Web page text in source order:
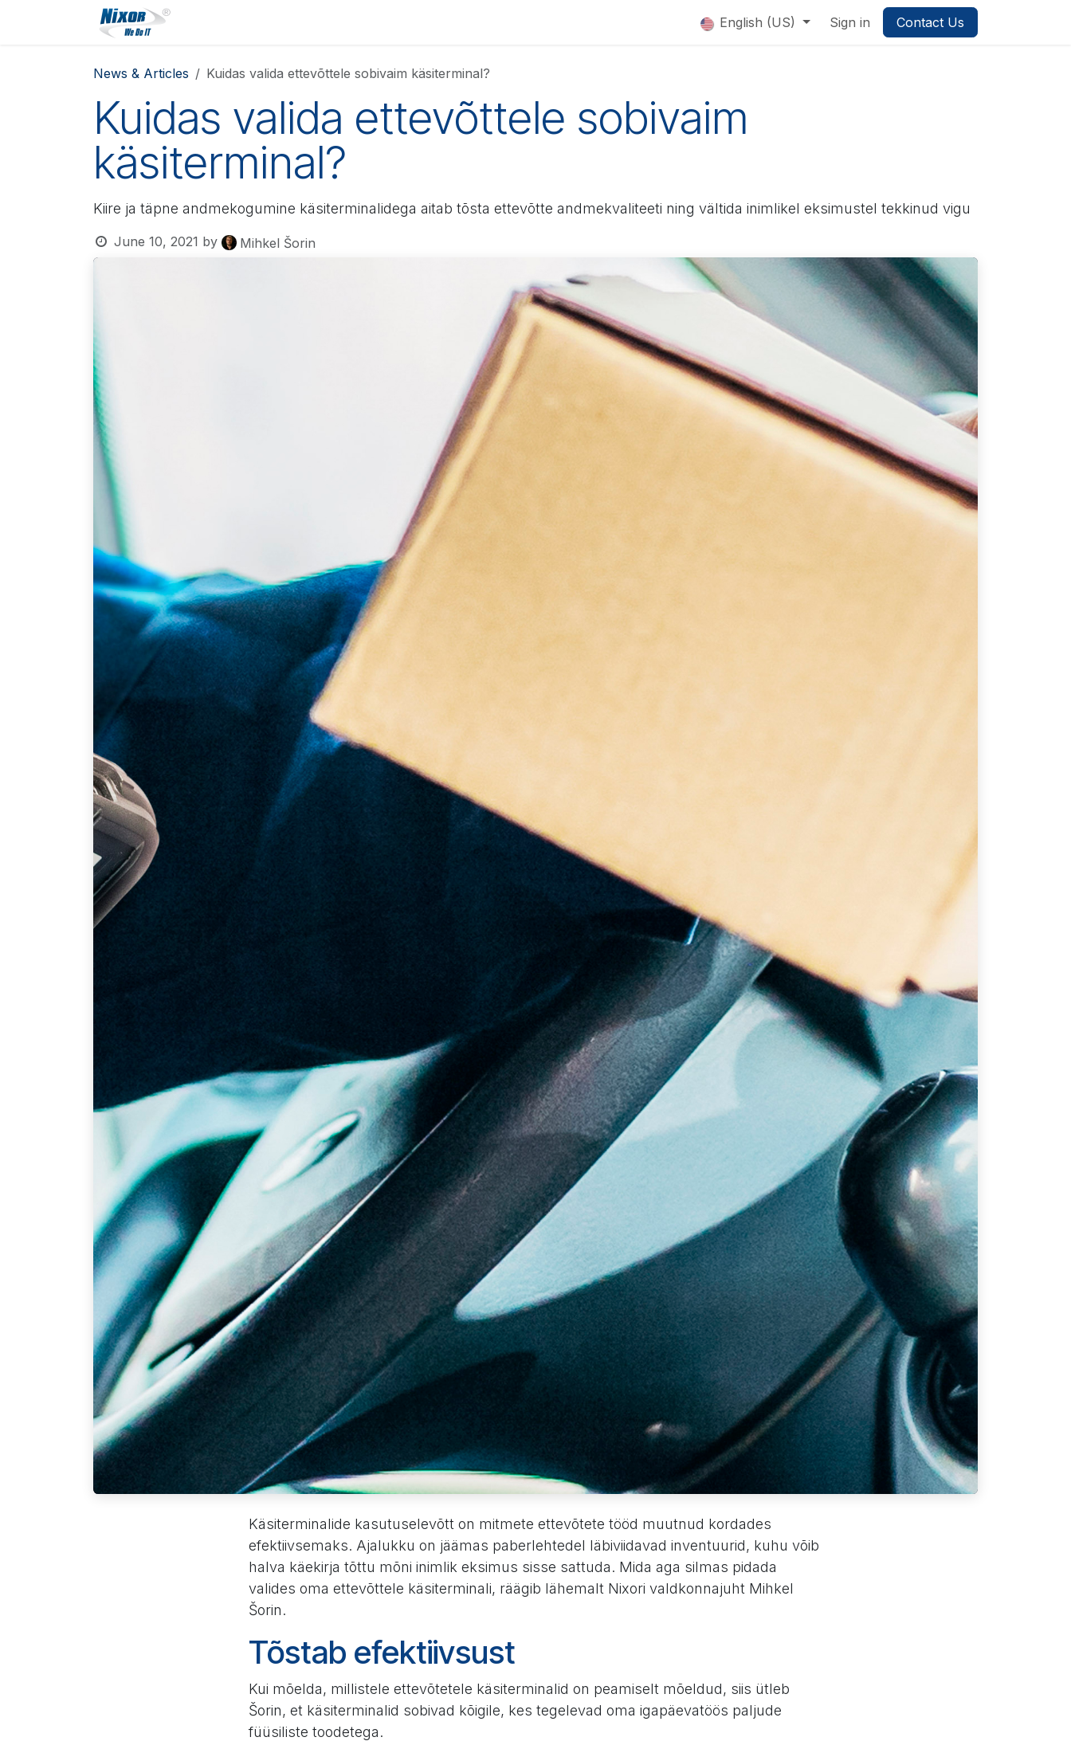
English (US) Sign in Contact Us
News & Articles Kuidas valida ettevõttele sobivaim käsiterminal?
Kuidas valida ettevõttele sobivaim
käsiterminal?
Kiire ja täpne andmekogumine käsiterminalidega aitab tõsta ettevõtte andmekvaliteeti ning vältida inimlikel eksimustel tekkinud vigu
June 10, 2021 by Mihkel Šorin
Käsiterminalide kasutuselevõtt on mitmete ettevõtete tööd muutnud kordades
efektiivsemaks. Ajalukku on jäämas paberlehtedel läbiviidavad inventuurid, kuhu võib
halva käekirja tõttu mõni inimlik eksimus sisse sattuda. Mida aga silmas pidada
valides oma ettevõttele käsiterminali, räägib lähemalt Nixori valdkonnajuht Mihkel
Šorin.
Tõstab efektiivsust
Kui mõelda, millistele ettevõtetele käsiterminalid on peamiselt mõeldud, siis ütleb
Šorin, et käsiterminalid sobivad kõigile, kes tegelevad oma igapäevatöös paljude
füüsiliste toodetega.